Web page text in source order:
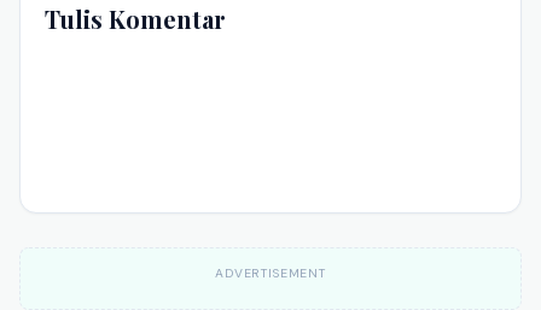
Tulis Komentar
ADVERTISEMENT